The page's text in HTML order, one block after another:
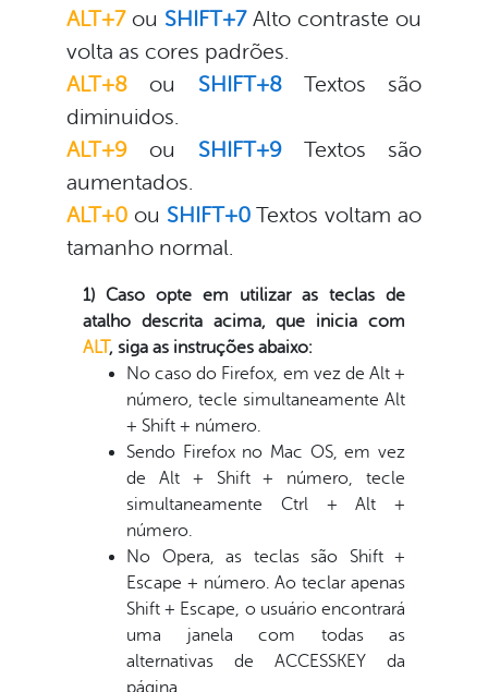
ALT+7ou SHIFT+7Alto contraste ou
volta as cores padrões.
ALT+8 ou SHIFT+8Textos são
diminuidos.
ALT+9 ou SHIFT+9Textos são
aumentados.
ALT+0 ou SHIFT+0Textos voltam ao
tamanho normal.
1) Caso opte em utilizar as teclas de
atalho descrita acima, que inicia com
ALT, siga as instruções abaixo:
No caso do Firefox, em vez de Alt +
número, tecle simultaneamente Alt
+ Shift + número.
Sendo Firefox no Mac OS, em vez
de Alt + Shift + número, tecle
simultaneamente Ctrl + Alt +
número.
No Opera, as teclas são Shift +
Escape + número. Ao teclar apenas
Shift + Escape, o usuário encontrará
uma janela com todas as
alternativas de ACCESSKEY da
página.